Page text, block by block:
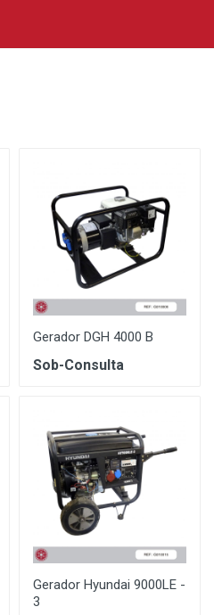
Gerador DGH 4000 B
Sob-Consulta
Gerador Hyundai 9000LE -
3